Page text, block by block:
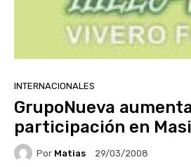
INTERNACIONALES
GrupoNueva
participación en
Por Matias 29/03/2008